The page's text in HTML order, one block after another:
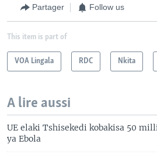
Partager Follow us
This item is part of
VOA Lingala RDC Nkita
A lire aussi
UE elaki Tshisekedi kobakisa 50
ya Ebola